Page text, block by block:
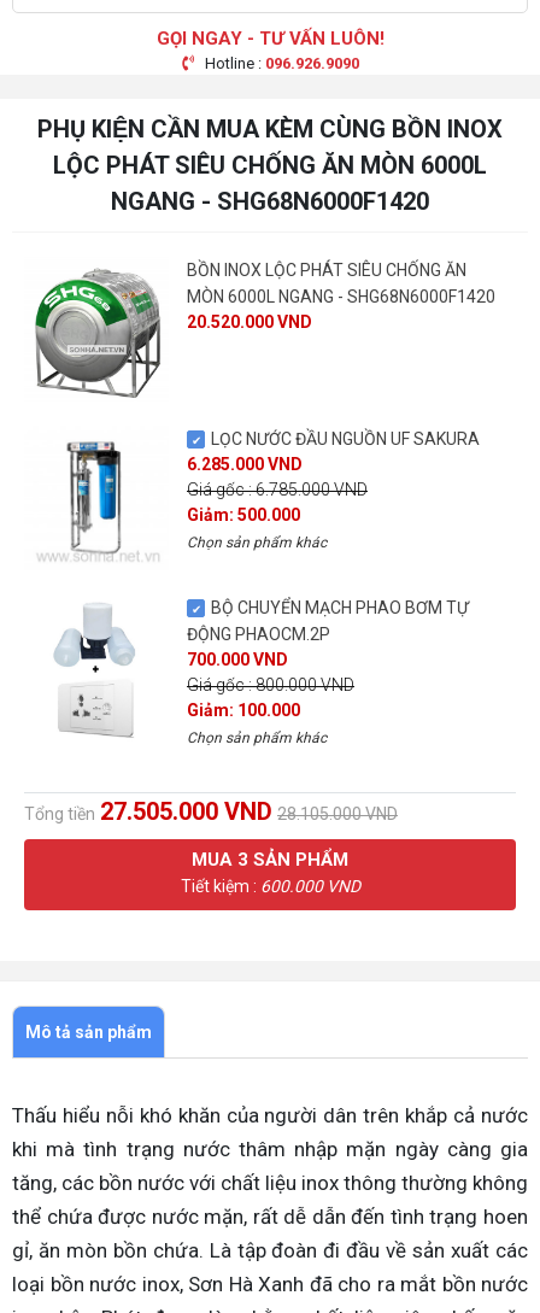
GỌI NGAY - TƯ VẤN LUÔN!
Hotline : 096.926.9090
PHỤ KIỆN CẦN MUA KÈM CÙNG BỒN INOX
LỘC PHÁT SIÊU CHỐNG ĂN MÒN 6000L
NGANG - SHG68N6000F1420
BỒN INOX LỘC PHÁT SIÊU CHỐNG ĂN
MÒN 6000L NGANG - SHG68N6000F1420
20.520.000 VND
LỌC NƯỚC ĐẦU NGUỒN UF SAKURA
6.285.000 VND
Giá gốc : 6.785.000 VND
Giảm: 500.000
Chọn sản phẩm khác
BỘ CHUYỂN MẠCH PHAO BƠM TỰ
ĐỘNG PHAOCM.2P
700.000 VND
Giá gốc : 800.000 VND
Giảm: 100.000
Chọn sản phẩm khác
Tổng tiền 27.505.000 VND 28.105.000 VND
MUA 3 SẢN PHẨM
Tiết kiệm : 600.000 VND
Mô tả sản phẩm
Thấu hiểu nỗi khó khăn của người dân trên khắp cả nước
khi mà tình trạng nước thâm nhập mặn ngày càng gia
tăng, các bồn nước với chất liệu inox thông thường không
thể chứa được nước mặn, rất dễ dẫn đến tình trạng hoen
gỉ, ăn mòn bồn chứa. Là tập đoàn đi đầu về sản xuất các
loại bồn nước inox, Sơn Hà Xanh đã cho ra mắt bồn nước